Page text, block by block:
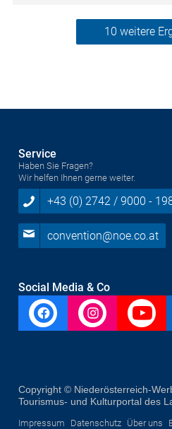
10 weitere
Service
Haben Sie Fragen?
Wir helfen Ihnen gerne weiter.
+43 (0) 2742 / 9000 -
convention@noe.co.at
Social Media & Co
Copyright © Niederösterreich-
Tourismus- und Kulturportal des
Impressum Datenschutz Über uns